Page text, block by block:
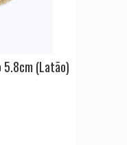
5.8cm (Latão)